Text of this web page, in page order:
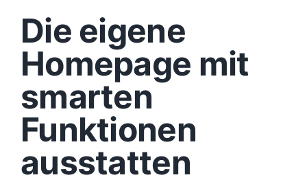
Content
Funktionen
Aufbau
Traffic
Die eigene
Homepage mit
smarten
Funktionen
ausstatten